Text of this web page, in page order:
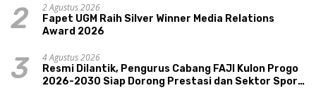
2
2 Agustus 2026
Fapet UGM Raih Silver Winner Media Relations
Award 2026
3
4 Agustus 2026
Resmi Dilantik, Pengurus Cabang FAJI Kulon Progo
2026-2030 Siap Dorong Prestasi dan Sektor Sport